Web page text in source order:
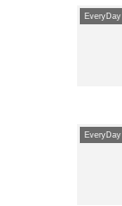
EveryDay
EveryDay